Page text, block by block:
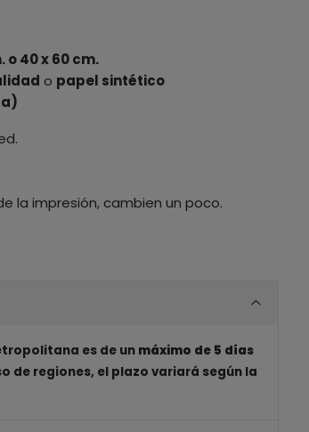
o 40 x 60 cm.
o papel sintético
la impresión, cambien un poco.
es de un máximo de 5 días
de regiones, el plazo variará según la